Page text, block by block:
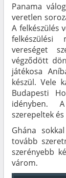
Panama
veretlen
A felkészülés
felkészülési
vereséget
végződött
játékosa
készül. Vele
Budapesti
idényben.
szerepeltek
Ghána
tovább
szerényebb
várom.